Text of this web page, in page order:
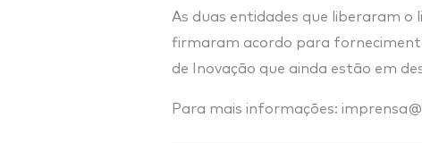
As duas entidades que liberaram
firmaram acordo para
de Inovação que ainda estão em
Para mais informações: